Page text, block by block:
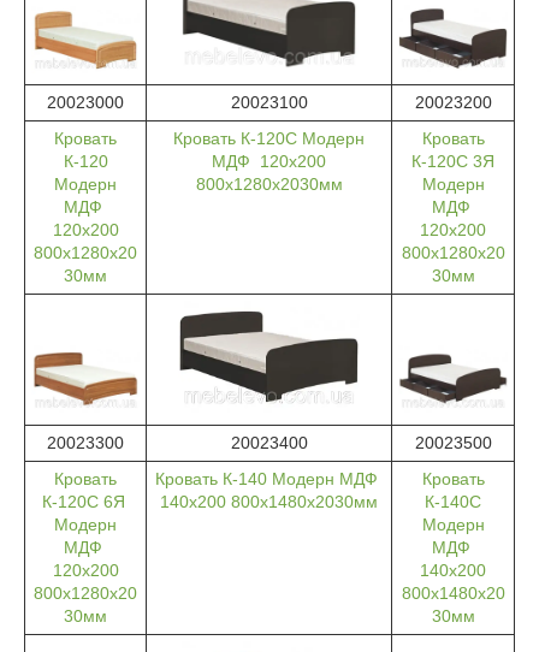
20023000 20023100
20023200
Кровать
К-120
Модерн
МДФ
120х200
800х1280х20
30мм
Кровать К-120С Модерн
МДФ 120х200
800х1280х2030мм
Кровать
К-120С 3Я
Модерн
МДФ
120х200
800х1280х20
30мм
20023300 20023400
20023500
Кровать
К-120С 6Я
Модерн
МДФ
120х200
800х1280х20
30мм
Кровать К-140 Модерн МДФ
140х200 800х1480х2030мм
Кровать
К-140С
Модерн
МДФ
140х200
800х1480х20
30мм